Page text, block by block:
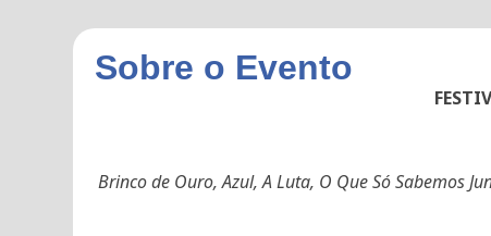
Sobre o Evento
Brinco de Ouro, Azul, A Luta, O Que Só Sabemos